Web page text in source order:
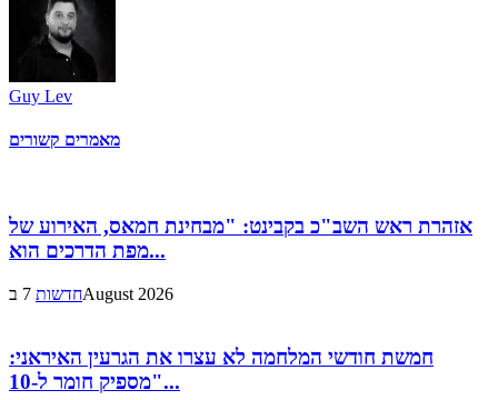
Guy Lev
מאמרים קשורים
אזהרת ראש השב"כ בקבינט: "מבחינת חמאס, האירוע של
מפת הדרכים הוא...
חדשות7 בAugust 2026
חמשת חודשי המלחמה לא עצרו את הגרעין האיראני:
"מספיק חומר ל-10...